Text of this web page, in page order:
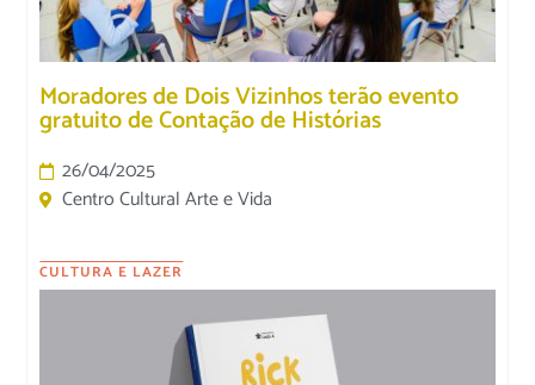
Moradores de Dois Vizinhos terão evento
gratuito de Contação de Histórias
26/04/2025
Centro Cultural Arte e Vida
CULTURA E LAZER